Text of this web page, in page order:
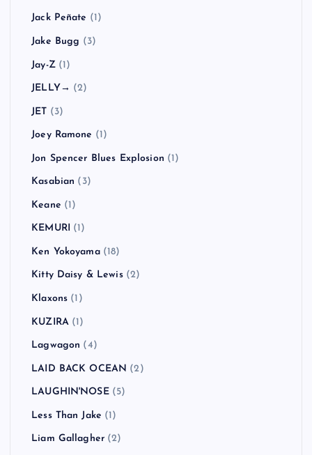
Jack Peñate (1)
Jake Bugg (3)
Jay-Z(1)
JELLY→ (2)
JET (3)
Joey Ramone (1)
Jon Spencer Blues Explosion (1)
Kasabian (3)
Keane (1)
KEMURI (1)
Ken Yokoyama(18)
Kitty Daisy & Lewis(2)
Klaxons (1)
KUZIRA(1)
Lagwagon (4)
LAID BACK OCEAN (2)
LAUGHIN'NOSE(5)
Less Than Jake (1)
Liam Gallagher (2)